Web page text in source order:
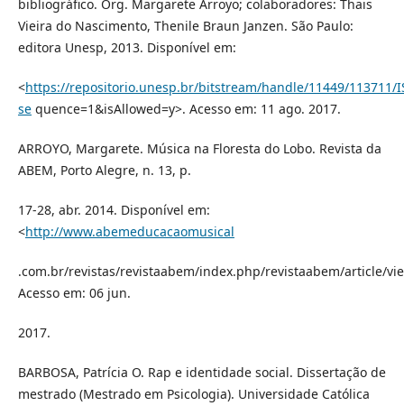
bibliográfico. Org. Margarete Arroyo; colaboradores: Thais
Vieira do Nascimento, Thenile Braun Janzen. São Paulo:
editora Unesp, 2013. Disponível em:
<https://repositorio.unesp.br/bitstream/handle/11449/113711/
sequence=1&isAllowed=y>. Acesso em: 11 ago. 2017.
ARROYO, Margarete. Música na Floresta do Lobo. Revista da
ABEM, Porto Alegre, n. 13, p.
17-28, abr. 2014. Disponível em:
<http://www.abemeducacaomusical
.com.br/revistas/revistaabem/index.php/revistaabem/article/
Acesso em: 06 jun.
2017.
BARBOSA, Patrícia O. Rap e identidade social. Dissertação de
mestrado (Mestrado em Psicologia). Universidade Católica